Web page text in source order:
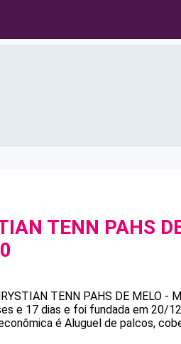
TENN PAHS
TENN PAHS DE MELO -
e 17 dias e foi fundada em 20/
é Aluguel de palcos,